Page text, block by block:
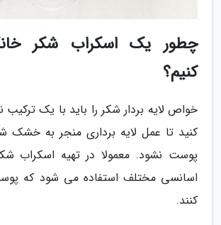
چطور یک اسکراب شکر
کنیم؟
خواص لایه بردار شکر را باید با یک ترکیب
کنید تا عمل لایه برداری منجر به
پوست نشود. معمولا در تهیه اسکراب
اسانسی مختلف استفاده می شود که
کنند.